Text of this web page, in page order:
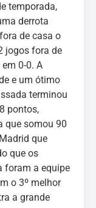
temporada,
derrota
de casa o
jogos fora de
0-0. A
e um ótimo
terminou
pontos,
que somou 90
que
que os
foram a equipe
o 3º melhor
a grande